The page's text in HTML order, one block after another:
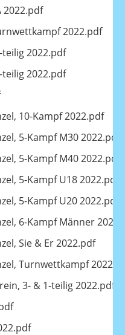
2022.pdf
2022.pdf
teilig 2022.pdf
teilig 2022.pdf
10-Kampf 2022.pdf
5-Kampf M30 2022.pdf
5-Kampf M40 2022.pdf
5-Kampf U18 2022.pdf
5-Kampf U20 2022.pdf
6-Kampf Männer
Sie & Er 2022.pdf
Turnwettkampf
3- & 1-teilig 2022.pdf